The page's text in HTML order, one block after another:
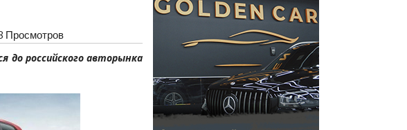
Просмотров
до российского авторынка